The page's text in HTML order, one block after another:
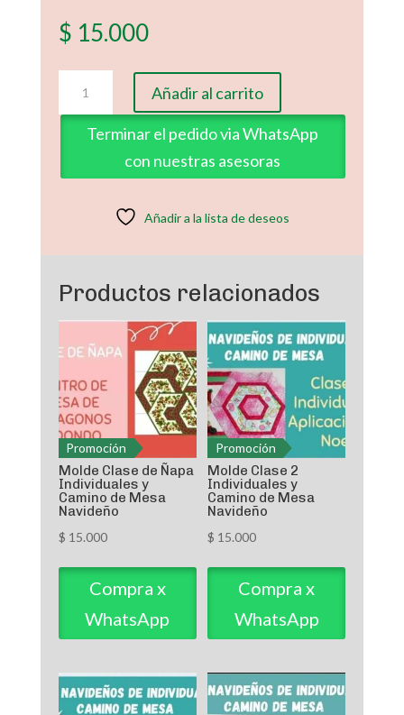
$ 15.000
Clase
6
Individuales
Camino
Añadir al carrito
Terminar el pedido via WhatsApp
con nuestras asesoras
Añadir a la lista de deseos
Productos relacionados
Promoción
Molde Clase de Ñapa
Individuales y
Camino de Mesa
Navideño
$ 15.000
Compra x
WhatsApp
Promoción
Molde Clase 2
Individuales y
Camino de Mesa
Navideño
$ 15.000
Compra x
WhatsApp